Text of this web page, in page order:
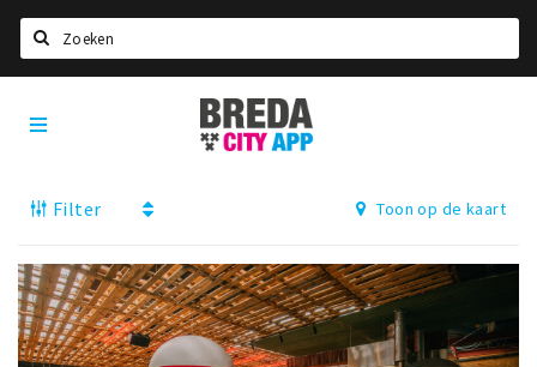
Home
Deals
Nieuws, interviews & blogs
Eten
Breda
City
App
Filter Toon op de kaart